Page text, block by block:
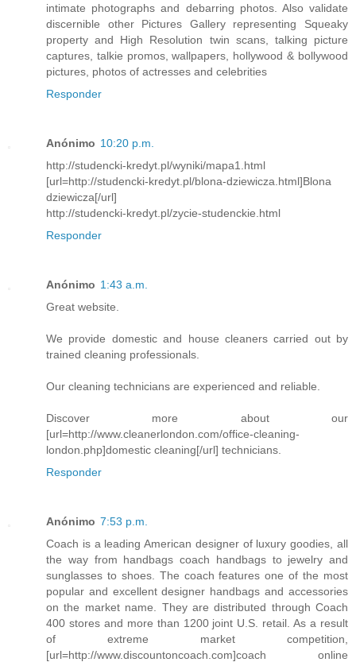
intimate photographs and debarring photos. Also validate
discernible other Pictures Gallery representing Squeaky
property and High Resolution twin scans, talking picture
captures, talkie promos, wallpapers, hollywood & bollywood
pictures, photos of actresses and celebrities
Responder
Anónimo 10:20 p.m.
http://studencki-kredyt.pl/wyniki/mapa1.html
[url=http://studencki-kredyt.pl/blona-dziewicza.html]Blona
dziewicza[/url]
http://studencki-kredyt.pl/zycie-studenckie.html
Responder
Anónimo 1:43 a.m.
Great website.
We provide domestic and house cleaners carried out by
trained cleaning professionals.
Our cleaning technicians are experienced and reliable.
Discover more about our
[url=http://www.cleanerlondon.com/office-cleaning-
london.php]domestic cleaning[/url] technicians.
Responder
Anónimo 7:53 p.m.
Coach is a leading American designer of luxury goodies, all
the way from handbags coach handbags to jewelry and
sunglasses to shoes. The coach features one of the most
popular and excellent designer handbags and accessories
on the market name. They are distributed through Coach
400 stores and more than 1200 joint U.S. retail. As a result
of extreme market competition,
[url=http://www.discountoncoach.com]coach online